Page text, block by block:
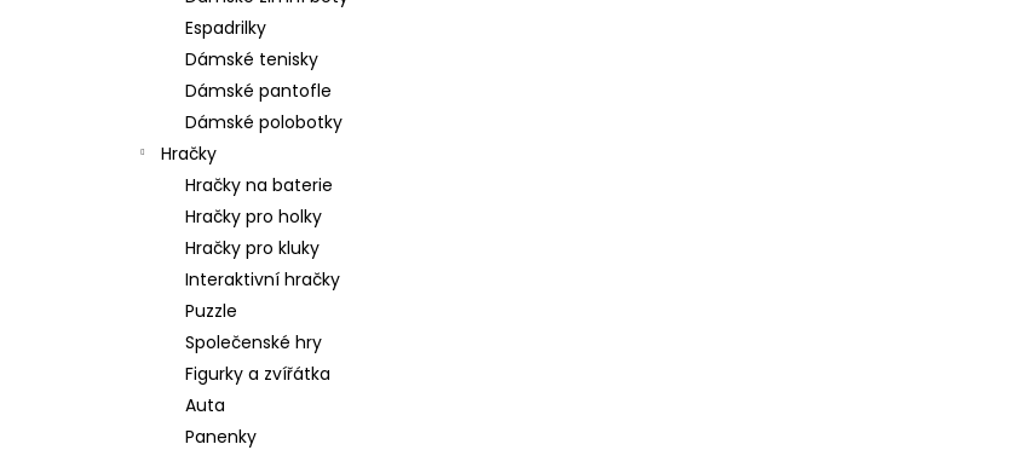
Espadrilky
Dámské tenisky
Dámské pantofle
Dámské polobotky
Hračky
Hračky na baterie
Hračky pro holky
Hračky pro kluky
Interaktivní hračky
Puzzle
Společenské hry
Figurky a zvířátka
Auta
Panenky